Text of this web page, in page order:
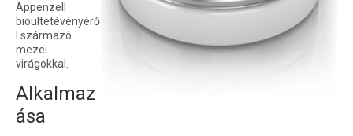
Appenzell
bioültetévényérő
l származó
mezei
virágokkal.
Alkalmaz
ása